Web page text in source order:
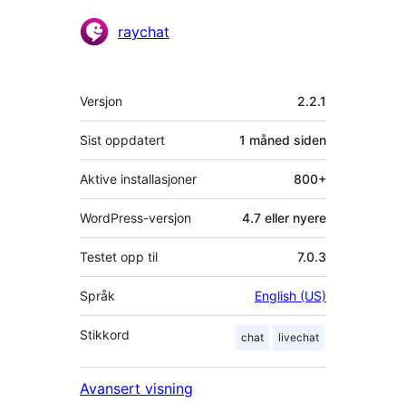
Bidragsytere
raychat
Meta
Versjon 2.2.1
Sist oppdatert 1 måned siden
Aktive installasjoner 800+
WordPress-versjon 4.7 eller nyere
Testet opp til 7.0.3
Språk English (US)
Stikkord chat livechat
Avansert visning